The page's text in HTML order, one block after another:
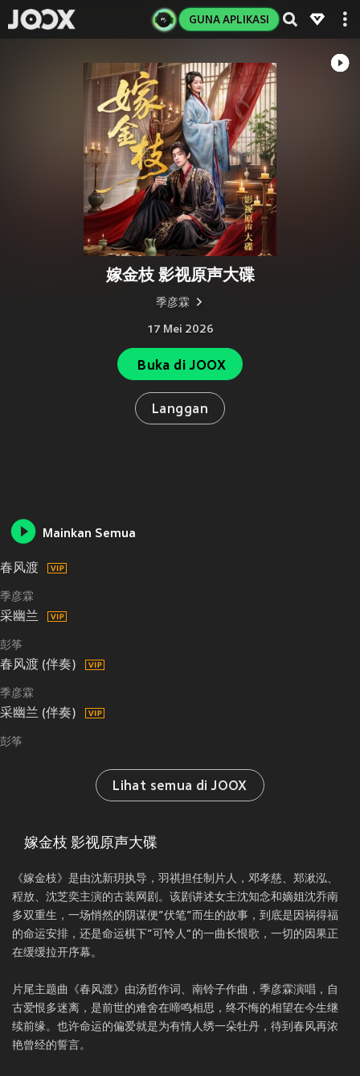
GUNA APLIKASI
嫁金枝 影视原声大碟
季彦霖
17 Mei 2026
Buka di JOOX
Langgan
Mainkan Semua
春风渡
季彦霖
采幽兰
彭筝
春风渡 (伴奏)
季彦霖
采幽兰 (伴奏)
彭筝
Lihat semua di JOOX
嫁金枝 影视原声大碟
《嫁金枝》是由沈新玥执导，羽祺担任制片人，邓孝慈、郑湫泓、
程放、沈芝奕主演的古装网剧。该剧讲述女主沈知念和嫡姐沈乔南
多双重生，一场悄然的阴谋便”伏笔”而生的故事，到底是因祸得福
的命运安排，还是命运棋下”可怜人“的一曲长恨歌，一切的因果正
在缓缓拉开序幕。
片尾主题曲《春风渡》由汤哲作词、南铃子作曲，季彦霖演唱，自
古爱恨多迷离，是前世的难舍在啼鸣相思，终不悔的相望在今生继
续前缘。也许命运的偏爱就是为有情人绣一朵牡丹，待到春风再浓
艳曾经的誓言。